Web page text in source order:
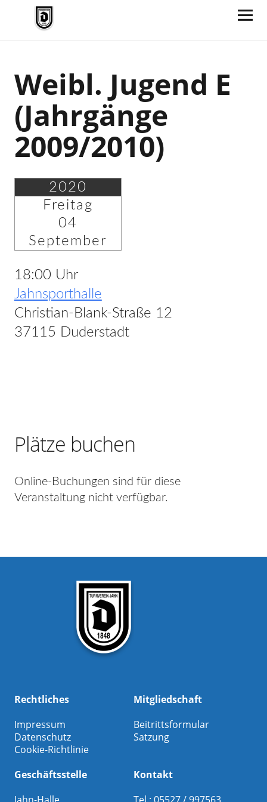
TV Jahn Duderstadt
Weibl. Jugend E
(Jahrgänge
2009/2010)
2020
Freitag
04
September
18:00 Uhr
Jahnsporthalle
Christian-Blank-Straße 12
37115 Duderstadt
Plätze buchen
Online-Buchungen sind für diese
Veranstaltung nicht verfügbar.
Rechtliches
Impressum
Datenschutz
Cookie-Richtlinie
Mitgliedschaft
Beitrittsformular
Satzung
Geschäftsstelle
Kontakt